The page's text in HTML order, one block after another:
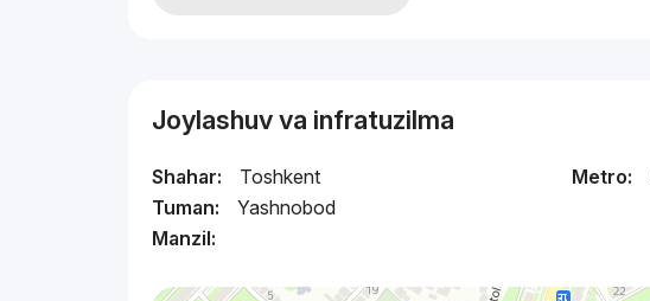
Joylashuv va infratuzilma
Shahar:
Toshkent
Tuman:
Yashnobod
Manzil:
Metro: